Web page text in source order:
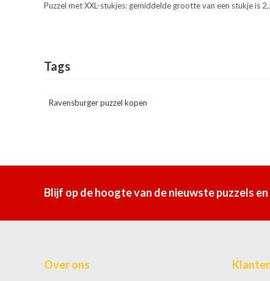
Puzzel met XXL-stukjes: gemiddelde grootte van een stukje is
Tags
Ravensburger puzzel kopen
Blijf op de hoogte van de nieuwste puzzels
Over ons